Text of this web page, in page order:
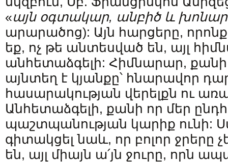
«այն օգտակար, անբիծ և
արարածոց): Այն հարցերը,
եք, ոչ թե անտեսված են, այլ
անհետաձգելի: Հիմնարար, քանի
այնտեղ է կյանքը՝ հնարավոր
հասարակության վերելքն ու
Անհետաձգելի, քանի որ մեր
պաշտպանության կարիք ունի:
գիտակցել նաև, որ բոլոր ջրերը
են, այլ միայն ա՛յն ջուրը, որն